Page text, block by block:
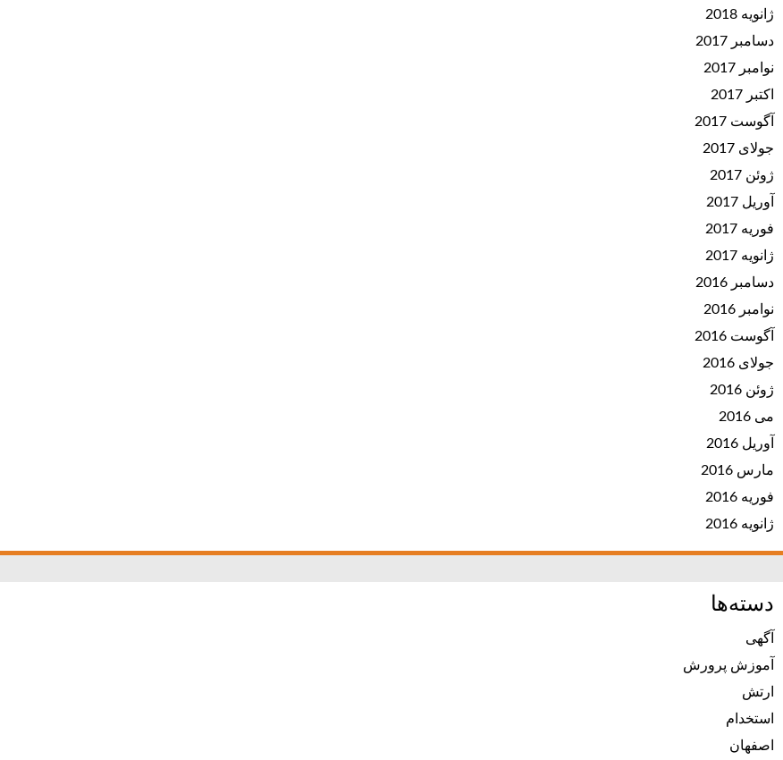
ژانویه 2018
دسامبر 2017
نوامبر 2017
اکتبر 2017
آگوست 2017
جولای 2017
ژوئن 2017
آوریل 2017
فوریه 2017
ژانویه 2017
دسامبر 2016
نوامبر 2016
آگوست 2016
جولای 2016
ژوئن 2016
می 2016
آوریل 2016
مارس 2016
فوریه 2016
ژانویه 2016
دسته‌ها
آگهی
آموزش پرورش
ارتش
استخدام
اصفهان